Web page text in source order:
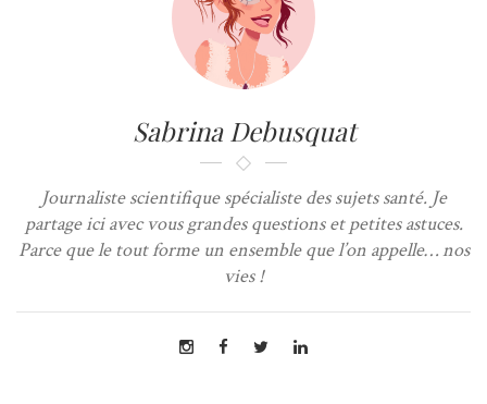
Sabrina Debusquat
Journaliste scientifique spécialiste des sujets santé. Je
partage ici avec vous grandes questions et petites astuces.
Parce que le tout forme un ensemble que l’on appelle… nos
vies !